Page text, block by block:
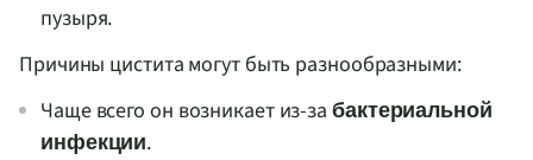
пузыря.
Причины цистита могут быть разнообразными:
Чаще всего он возникает из-за бактериальной
инфекции.